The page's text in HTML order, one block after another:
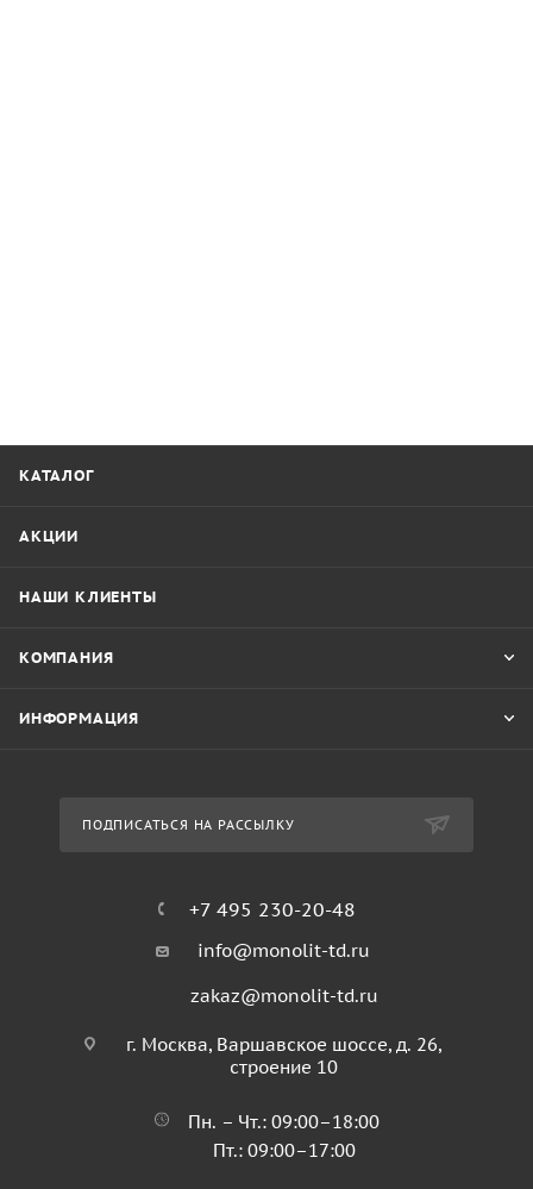
КАТАЛОГ
АКЦИИ
НАШИ КЛИЕНТЫ
КОМПАНИЯ
ИНФОРМАЦИЯ
ПОДПИСАТЬСЯ НА РАССЫЛКУ
+7 495 230-20-48
info@monolit-td.ru
zakaz@monolit-td.ru
г. Москва, Варшавское шоссе, д. 26,
строение 10
Пн. – Чт.: 09:00–18:00
Пт.: 09:00–17:00